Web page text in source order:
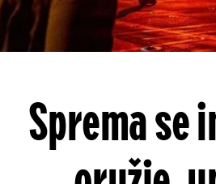
Sprema se